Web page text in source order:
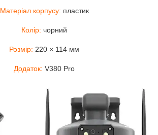
Матеріал корпусу: пластик
Колір: чорний
Розмір: 220 × 114 мм
Додаток: V380 Pro